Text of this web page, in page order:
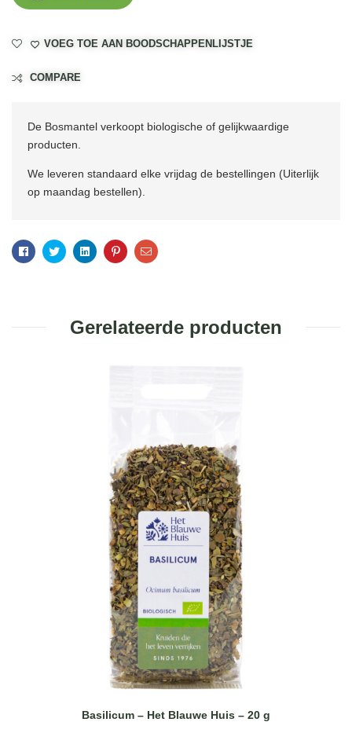
VOEG TOE AAN BOODSCHAPPENLIJSTJE
COMPARE
De Bosmantel verkoopt biologische of gelijkwaardige
producten.
We leveren standaard elke vrijdag de bestellingen (Uiterlijk
op maandag bestellen).
Facebook
TwitterLinkedinPinterestEmail
Gerelateerde producten
Basilicum – Het Blauwe Huis – 20 g